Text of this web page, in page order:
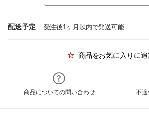
配送予定 受注後1ヶ月以内で発送可能
商品をお気に入りに追
商品についての問い合わせ 不適